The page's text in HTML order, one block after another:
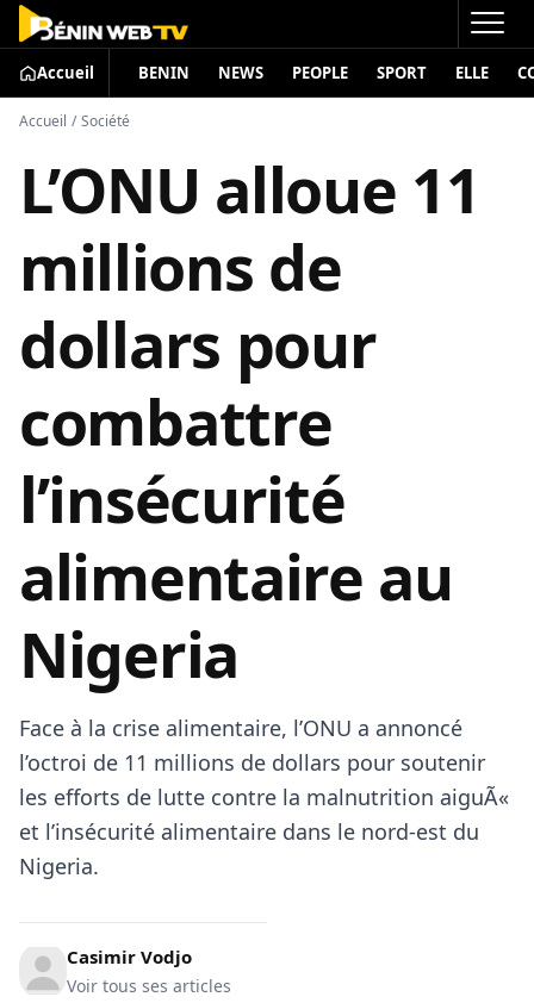
Accueil BENIN NEWS PEOPLE SPORT ELLE
Accueil / Société
L’ONU alloue 11
millions de
dollars pour
combattre
l’insécurité
alimentaire au
Nigeria
Face à la crise alimentaire, l’ONU a annoncé
l’octroi de 11 millions de dollars pour soutenir
les efforts de lutte contre la malnutrition aiguÃ«
et l’insécurité alimentaire dans le nord-est du
Nigeria.
Casimir Vodjo
Voir tous ses articles